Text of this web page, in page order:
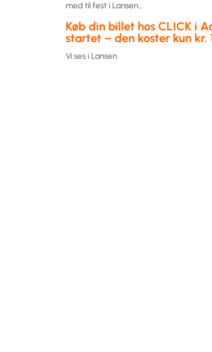
med til fest i Lansen…
Køb din billet hos CLICK i
startet – den koster kun kr.
Vi ses i Lansen